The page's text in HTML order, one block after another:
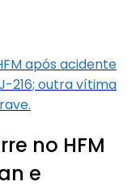
após acidente
216; outra vítima
no HFM
e